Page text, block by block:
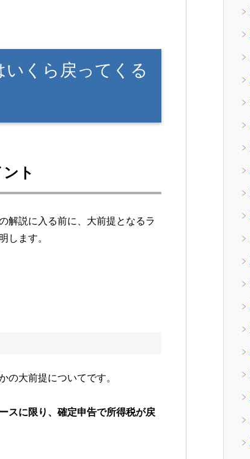
いくら戻ってくる
ト
解説に入る前に、大前提となるラ
します。
の大前提についてです。
スに限り、確定申告で所得税が戻